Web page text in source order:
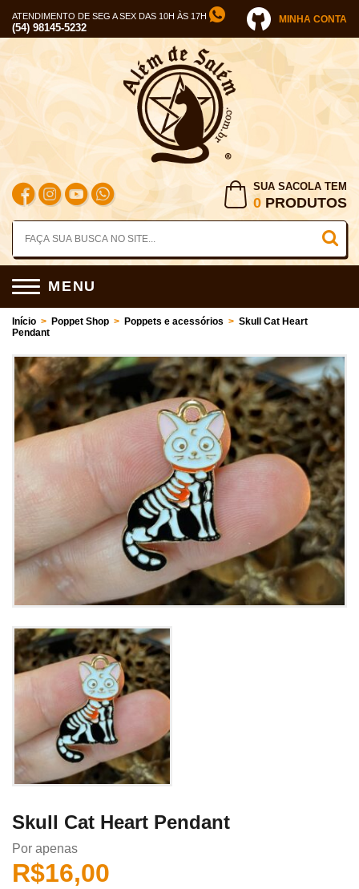
ATENDIMENTO DE SEG A SEX DAS 10H ÀS 17H
(54) 98145-5232
MINHA CONTA
SUA SACOLA TEM
0 PRODUTOS
MENU
Início > Poppet Shop > Poppets e acessórios > Skull Cat Heart
Pendant
Skull Cat Heart Pendant
Por apenas
R$16,00